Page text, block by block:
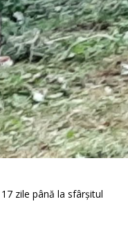
zile până la sfârșitul